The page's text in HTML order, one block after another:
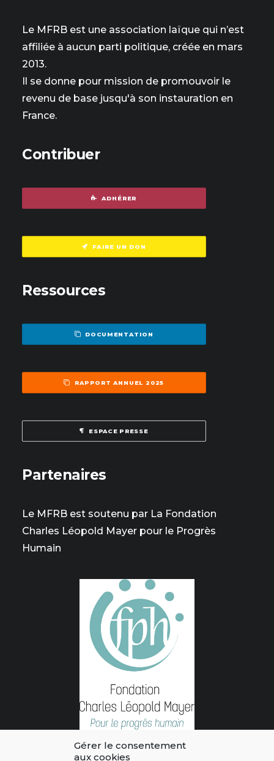
Gérer le consentement
aux cookies
Le MFRB est une association laïque qui n’est
affiliée à aucun parti politique, créée en mars
2013.
Il se donne pour mission de promouvoir le
revenu de base jusqu'à son instauration en
France.
Contribuer
ADHÉRER
FAIRE UN DON
Ressources
DOCUMENTATION
RAPPORT ANNUEL 2025
ESPACE PRESSE
Partenaires
Le MFRB est soutenu par La Fondation
Charles Léopold Mayer pour le Progrès
Humain